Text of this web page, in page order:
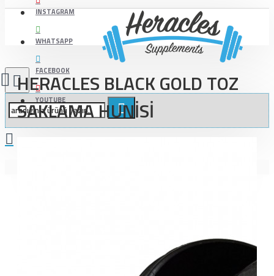
INSTAGRAM
WHATSAPP
FACEBOOK
YOUTUBE
HERACLES BLACK GOLD TOZ
SAKLAMA HUNİSİ